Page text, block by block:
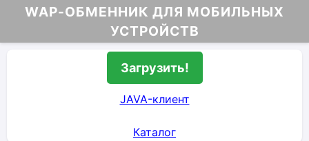
WAP-ОБМЕННИК ДЛЯ МОБИЛЬНЫХ
УСТРОЙСТВ
Загрузить!
JAVA-клиент
Каталог